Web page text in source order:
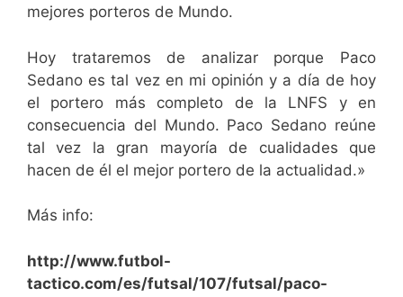
mejores porteros de Mundo.
Hoy trataremos de analizar porque Paco
Sedano es tal vez en mi opinión y a día de hoy
el portero más completo de la LNFS y en
consecuencia del Mundo. Paco Sedano reúne
tal vez la gran mayoría de cualidades que
hacen de él el mejor portero de la actualidad.»
Más info:
http://www.futbol-
tactico.com/es/futsal/107/futsal/paco-